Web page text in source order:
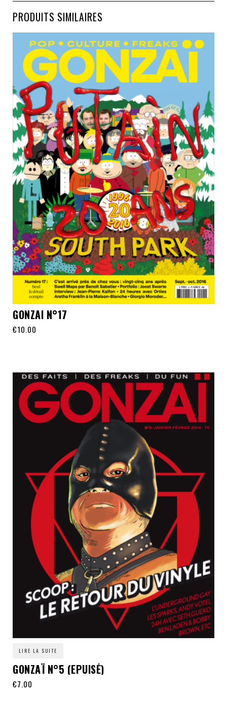
PRODUITS SIMILAIRES
GONZAI N°17
€10.00
LIRE LA SUITE
GONZAÏ N°5 (EPUISÉ)
€7.00